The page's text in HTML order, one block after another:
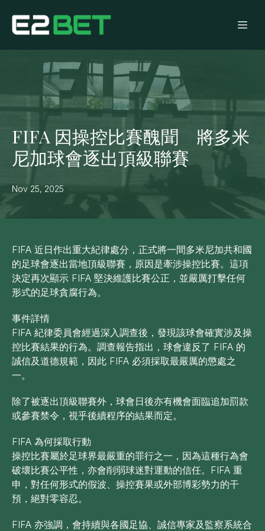
FIFA 因操控比賽醜聞 將多米
尼加球會逐出頂級聯賽
Nov 25, 2025
FIFA 近日作出重大紀律處分，正式將一間多米尼加共和國
的足球會逐出當地頂級聯賽，原因是牽涉操控比賽。這項
決定再次顯示 FIFA 堅決維護比賽公正，並嚴厲打擊任何
形式的足球貪腐行為。
事件詳情
FIFA 紀律委員會經過深入調查後，發現該球會確實涉及操
控比賽結果的行為。調查報告指出，球會違反了 FIFA 的
誠信及道德規範，因此 FIFA 必須採取最嚴厲的懲處之
一。
除了被逐出頂級聯賽外，球會日後亦有機會面臨追加罰款
或參賽禁令，視乎後續程序的結果而定。
FIFA 為何採取行動
操控比賽屬於足球界最嚴重的罪行之一，因為這種行為會
破壞比賽公平性，亦會削弱球迷對運動的信任。FIFA 重
申，對任何形式的假波、操控賽果或外部博彩勢力的干
預，絕對零容忍。
FIFA 亦強調，會持續與各國足協、誠信專家及監察系統合